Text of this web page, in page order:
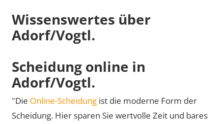
Wissenswertes über
Adorf/Vogtl.
Scheidung online in
Adorf/Vogtl.
"Die Online-Scheidung ist die moderne Form der
Scheidung. Hier sparen Sie wertvolle Zeit und bares